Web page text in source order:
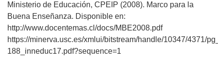
Ministerio de Educación, CPEIP (2008). Marco para la
Buena Enseñanza. Disponible en:
http://www.docentemas.cl/docs/MBE2008.pdf
https://minerva.usc.es/xmlui/bitstream/handle/10347/4371/
188_inneduc17.pdf?sequence=1